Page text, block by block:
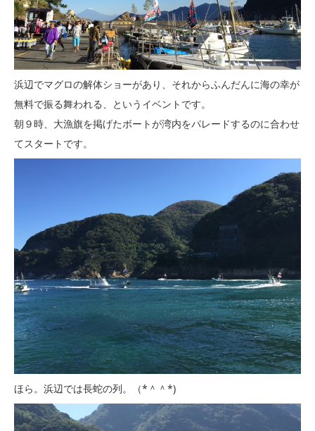
浜辺でマグロの解体ショーがあり、それからふんだんに海の幸が
無料で振る舞われる、というイベントです。
朝９時、大漁旗を掲げたボートが湾内をパレードするのに合わせ
てスタートです。
ほら。浜辺では長蛇の列。（*＾＾*)